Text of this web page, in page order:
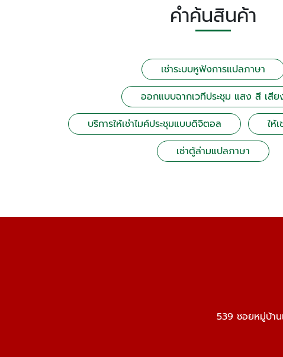
คำค้นสินค้า
เช่าระบบหูฟังการแปลภาษา
ออกแบบฉากเวทีประชุม แสง สี เสีย
บริการให้เช่าไมค์ประชุมแบบดิจิตอล
ให้
เช่าตู้ล่ามแปลภาษา
539 ซอยหมู่บ้า